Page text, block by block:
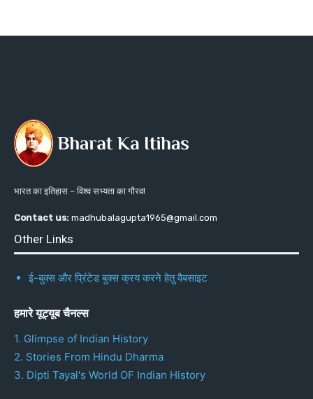
भारत का इतिहास – विश्व सभ्यता का गौरव!
Contact us: madhubalagupta1965@gmail.com
Other Links
ई-बुक्स और प्रिंटेड बुक्स क्रय करने हेतु वैबसाइट
हमारे यूट्यूब चैनल्स
1. Glimpse of Indian History
2. Stories From Hindu Dharma
3. Dipti Tayal's World OF Indian History